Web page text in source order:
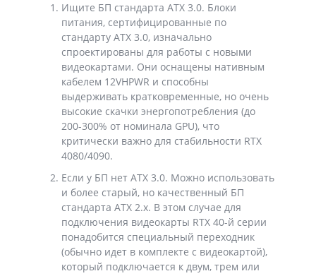
Ищите БП стандарта ATX 3.0. Блоки
питания, сертифицированные по
стандарту ATX 3.0, изначально
спроектированы для работы с новыми
видеокартами. Они оснащены нативным
кабелем 12VHPWR и способны
выдерживать кратковременные, но очень
высокие скачки энергопотребления (до
200-300% от номинала GPU), что
критически важно для стабильности RTX
4080/4090.
Если у БП нет ATX 3.0. Можно использовать
и более старый, но качественный БП
стандарта ATX 2.x. В этом случае для
подключения видеокарты RTX 40-й серии
понадобится специальный переходник
(обычно идет в комплекте с видеокартой),
который подключается к двум, трем или